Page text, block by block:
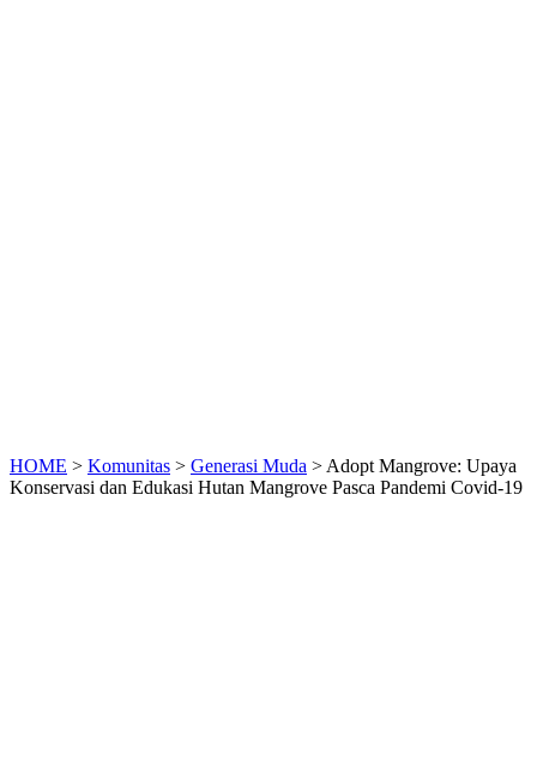
HOME > Komunitas > Generasi Muda > Adopt Mangrove: Upaya
Konservasi dan Edukasi Hutan Mangrove Pasca Pandemi Covid-19